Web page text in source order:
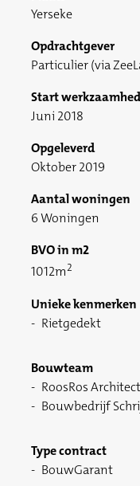
Yerseke
Opdrachtgever
Particulier (via
Start
Juni 2018
Opgeleverd
Oktober 2019
Aantal woningen
6 Woningen
BVO in m2
1012m2
Unieke kenmerken
Rietgedekt
Bouwteam
RoosRos
Bouwbedrijf
Type contract
BouwGarant